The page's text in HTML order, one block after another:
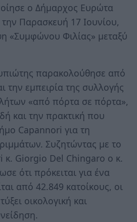
ο Δήμαρχος Ευρώτα
την Παρασκευή 17 Ιουνίου,
«Συμφώνου Φιλίας» μεταξύ
παρακολούθησε από
την εμπειρία της συλλογής
«από πόρτα σε πόρτα»,
και την πρακτική που
Capannori για τη
Συζητώντας με το
κ. Giorgio Del Chingaro ο κ.
ότι πρόκειται για ένα
από 42.849 κατοίκους, οι
οικολογική και